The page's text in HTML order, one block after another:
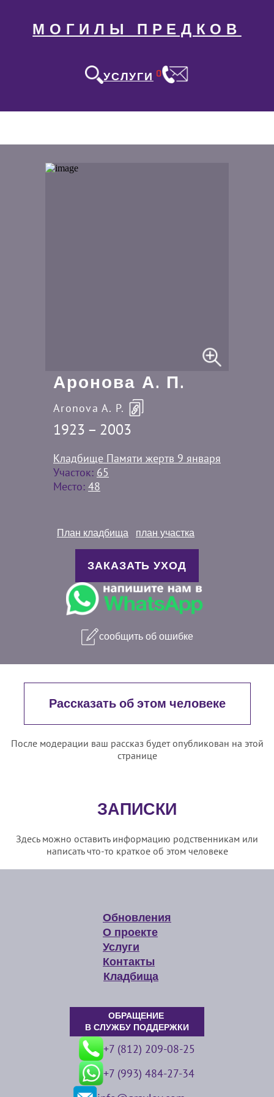
МОГИЛЫ ПРЕДКОВ
УСЛУГИ 0
Аронова А. П.
Aronova A. P.
1923 – 2003
Кладбище Памяти жертв 9 января
Участок: 65
Место: 48
План кладбища план участка
ЗАКАЗАТЬ УХОД
сообщить об ошибке
Рассказать об этом человеке
После модерации ваш рассказ будет опубликован на этой
странице
ЗАПИСКИ
Здесь можно оставить информацию родственникам или
написать что-то краткое об этом человеке
Обновления
О проекте
Услуги
Контакты
Кладбища
ОБРАЩЕНИЕ
В СЛУЖБУ ПОДДЕРЖКИ
+7 (812) 209-08-25
+7 (993) 484-27-34